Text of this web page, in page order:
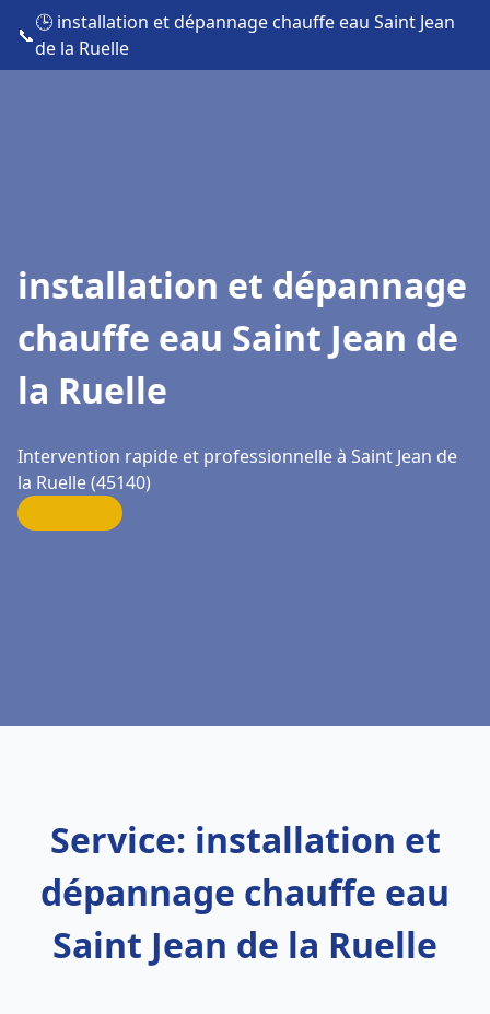
📞
🕒 installation et dépannage chauffe eau Saint Jean
de la Ruelle
installation et dépannage
chauffe eau Saint Jean de
la Ruelle
Intervention rapide et professionnelle à Saint Jean de
la Ruelle (45140)
Service: installation et
dépannage chauffe eau
Saint Jean de la Ruelle